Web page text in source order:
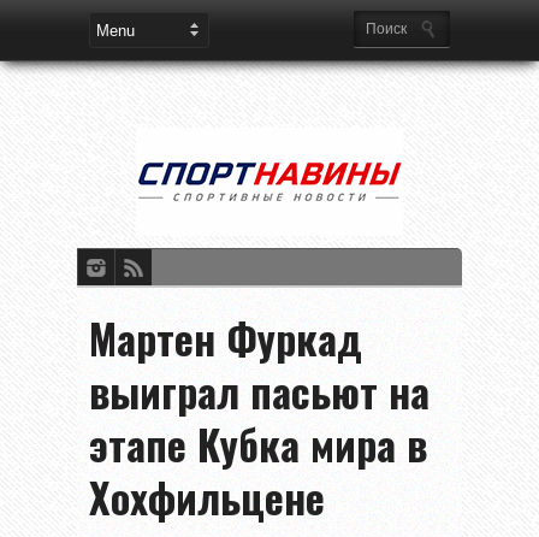
Мартен Фуркад
выиграл пасьют на
этапе Кубка мира в
Хохфильцене